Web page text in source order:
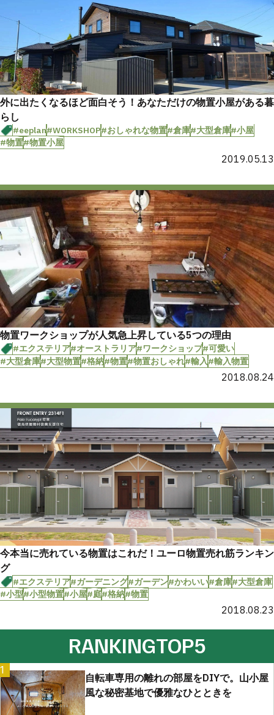
外に出たくなるほど面白そう！あなただけの物置小屋がある暮
らし
#eeplan#WORKSHOP#おしゃれな物置#倉庫#大型倉庫#小屋
#物置#物置小屋
2019.05.13
物置ワークショップが人気急上昇している5つの理由
#エクステリア#オーストラリア#ワークショップ#可愛い
#大型倉庫#大型物置#格納#物置#物置おしゃれ#輸入#輸入物置
2018.08.24
今本当に売れている物置はこれだ！ユーロ物置売れ筋ランキン
グ
#エクステリア#ガーデニング#ガーデン#かわいい#倉庫#大型倉庫
#小型#小型物置#小屋#庭#格納#物置
2018.08.23
RANKINGTOP5
1
自転車専用の離れの部屋をDIYで。山小屋
風な秘密基地で優雅なひとときを